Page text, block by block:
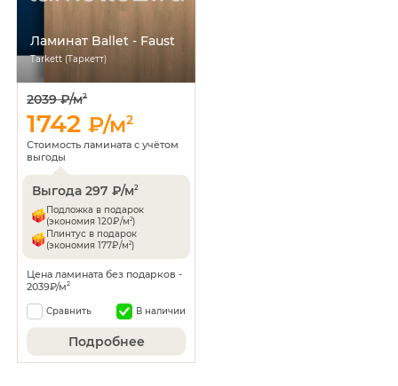
Ламинат Ballet - Faust
Tarkett (Таркетт)
2039 ₽/м2
1742₽/м2
Стоимость ламината с учётом
выгоды
Выгода 297 ₽/м2
Подложка в подарок
(экономия 120₽/м2)
Плинтус в подарок
(экономия 177₽/м2)
Цена ламината без подарков -
2039₽/м2
Сравнить В наличии
Подробнее